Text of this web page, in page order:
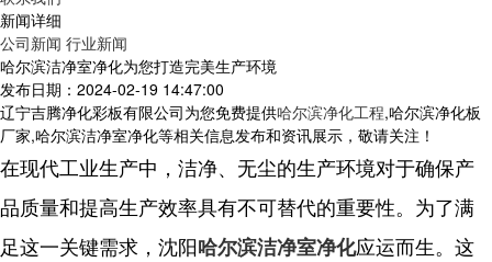
新闻详细
公司新闻 行业新闻
哈尔滨洁净室净化为您打造完美生产环境
发布日期：2024-02-19 14:47:00
辽宁吉腾净化彩板有限公司为您免费提供哈尔滨净化工程,哈尔滨净化板
厂家,哈尔滨洁净室净化等相关信息发布和资讯展示，敬请关注！
在现代工业生产中，洁净、无尘的生产环境对于确保产
品质量和提高生产效率具有不可替代的重要性。为了满
足这一关键需求，沈阳哈尔滨洁净室净化应运而生。这